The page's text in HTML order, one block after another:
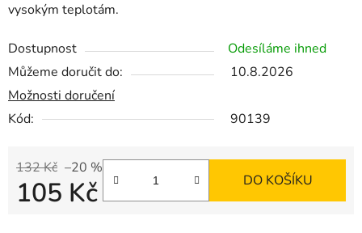
vysokým teplotám.
Dostupnost
Odesíláme ihned
Můžeme doručit do:
10.8.2026
Možnosti doručení
Kód:
90139
132 Kč –20 %
105 Kč DO KOŠÍKU